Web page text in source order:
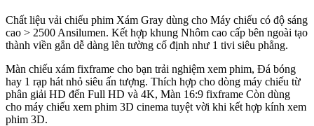
Chất liệu vải chiếu phim Xám Gray dùng cho Máy chiếu có độ sáng
cao > 2500 Ansilumen. Kết hợp khung Nhôm cao cấp bên ngoài tạo
thành viền gắn dễ dàng lên tường cố định như 1 tivi siêu phẳng.
Màn chiếu xám fixframe cho bạn trải nghiệm xem phim, Đá bóng
hay 1 rạp hát nhỏ siêu ấn tượng. Thích hợp cho dòng máy chiếu từ
phân giải HD đến Full HD và 4K, Màn 16:9 fixframe Còn dùng
cho máy chiếu xem phim 3D cinema tuyệt vời khi kết hợp kính xem
phim 3D.